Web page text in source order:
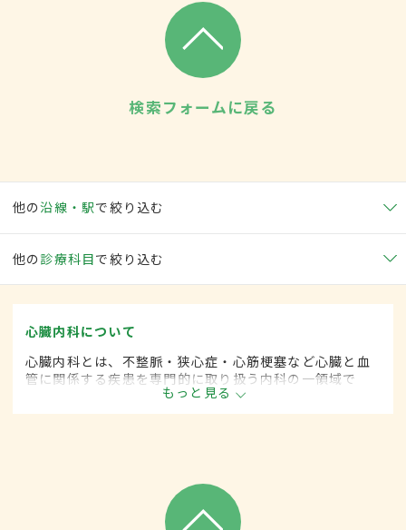
検索フォームに戻る
他の沿線・駅で絞り込む
他の 診療科目で絞り込む
心臓内科について
心臓内科とは、不整脈・狭心症・心筋梗塞など心臓と血
管に関係する疾患を専門的に取り扱う内科の一領域で
もっと見る